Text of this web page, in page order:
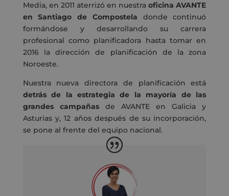
Media, en 2011 aterrizó en nuestraoficina AVANTE
en Santiago de Compostela donde continuó
formándose y desarrollando su carrera
profesional como planificadora hasta tomar en
2016 la dirección de planificación de la zona
Noroeste.
Nuestra nueva directora de planificación está
detrás de la estrategia de la mayoría de las
grandes campañas de AVANTE en Galicia y
Asturias y, 12 años después de su incorporación,
se pone al frente del equipo nacional.